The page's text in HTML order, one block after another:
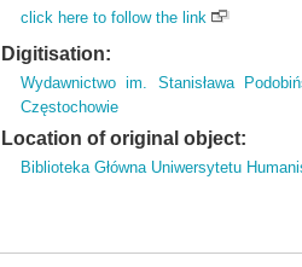
click here to follow the link
Digitisation:
Wydawnictwo im. Stanisława
Częstochowie
Location of original object:
Biblioteka Główna Uniwersytetu